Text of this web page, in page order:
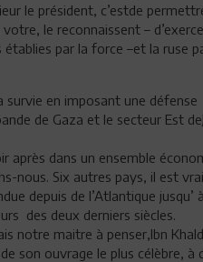
le président, c’estde
le reconnaissent –
par la force –et la ruse
survie en imposant une
de Gaza et le secteur Est
après dans un ensemble
nous. Six autres pays, il est
depuis de l’Atlantique jusqu’
des deux derniers siècles.
notre maitre à penser,Ibn
son ouvrage le plus célèbre,